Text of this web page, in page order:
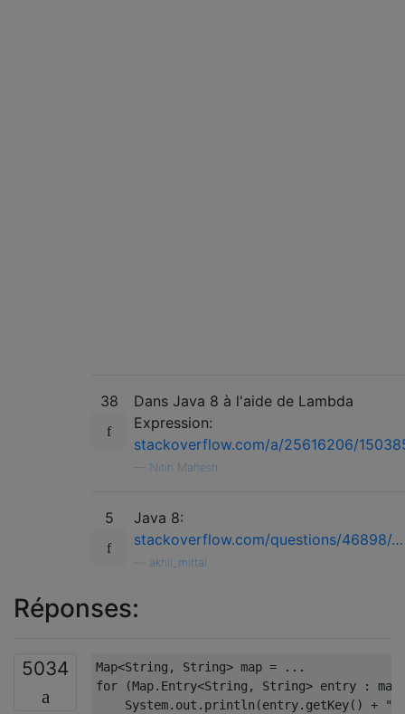
38
Dans Java 8 à l'aide de Lambda
Expression:
stackoverflow.com/a/25616206/
Nitin Mahesh
5
Java 8:
stackoverflow.com/questions/46898/…
akhil_mittal
Réponses:
5034 Map<String , String> map =
...
for
(Map. Entry<String , String> entry : map
System. out . println (entry. getKey() +
"/